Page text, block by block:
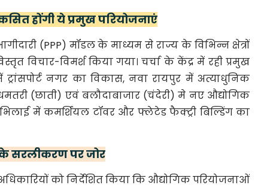
होंगी ये प्रमुख परियोजनाएं
(PPP) मॉडल के माध्यम से राज्य के विभिन्न क्षेत्रों
विचार-विमर्श किया गया। चर्चा के केंद्र में रही प्रमुख
नगर का विकास, नवा रायपुर में अत्याधुनिक
(छाती) एवं बलौदाबाजार (चंदेरी) मे नए औद्योगिक
में कमर्शियल टॉवर और फ्लेटेड फैक्ट्री बिल्डिंग का
सरलीकरण पर जोर
को निर्देशित किया कि औद्योगिक परियोजनाओं